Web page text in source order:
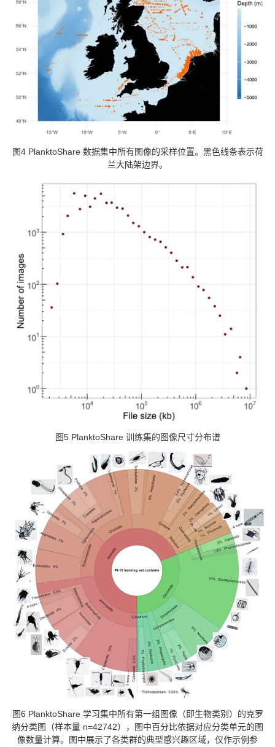
图4 PlanktoShare 数据集中所有图像的采样位置。黑色线条表示荷
兰大陆架边界。
图5 PlanktoShare 训练集的图像尺寸分布谱
图6 PlanktoShare 学习集中所有第一组图像（即生物类别）的克罗
纳分类图（样本量 n=42742），图中百分比依据对应分类单元的图
像数量计算。图中展示了各类群的典型感兴趣区域，仅作示例参